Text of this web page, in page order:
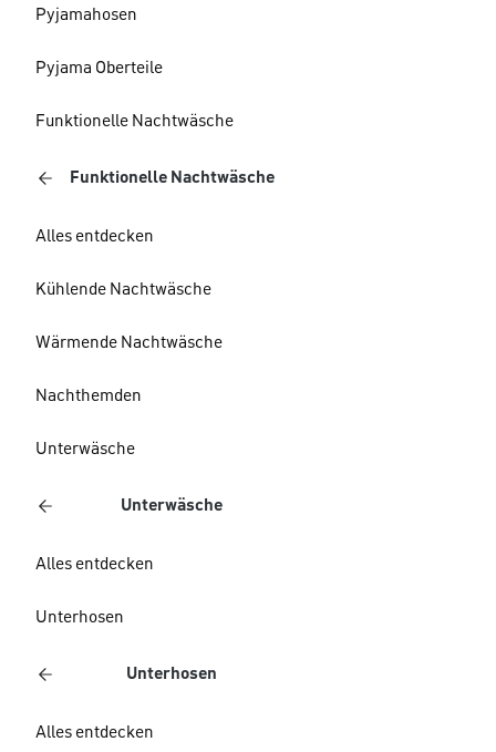
Pyjamahosen
Pyjama Oberteile
Funktionelle Nachtwäsche
Funktionelle Nachtwäsche
Alles entdecken
Kühlende Nachtwäsche
Wärmende Nachtwäsche
Nachthemden
Unterwäsche
Unterwäsche
Alles entdecken
Unterhosen
Unterhosen
Alles entdecken